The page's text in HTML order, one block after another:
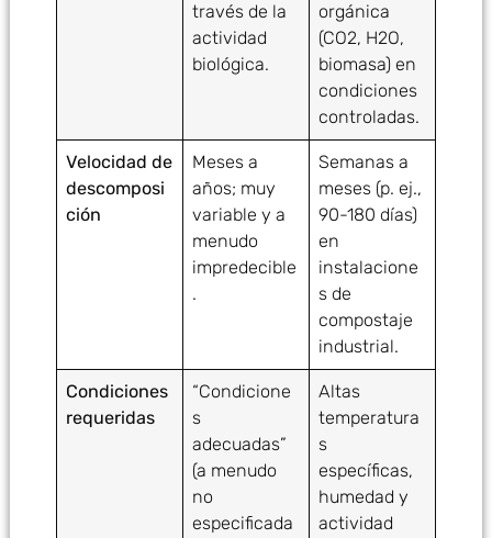
través de la
actividad
biológica.
orgánica
(CO2, H2O,
biomasa) en
condiciones
controladas.
Velocidad de
descomposi
ción
Meses a
años; muy
variable y a
menudo
impredecible
.
Semanas a
meses (p. ej.,
90-180 días)
en
instalacione
s de
compostaje
industrial.
Condiciones
requeridas
“Condicione
s
adecuadas”
(a menudo
no
especificada
Altas
temperatura
s
específicas,
humedad y
actividad